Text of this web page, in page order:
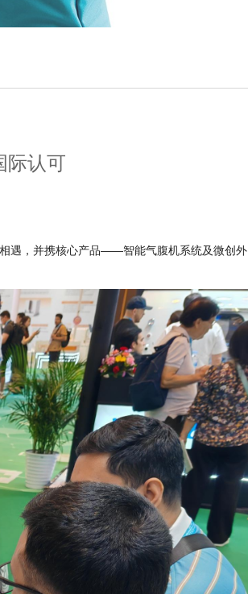
际认可
遇，并携核心产品——智能气腹机系统及微创外